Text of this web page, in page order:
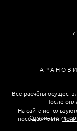
А Р А Н О В
Все расчёты
После
Семейные
На сайте
посещаемости.